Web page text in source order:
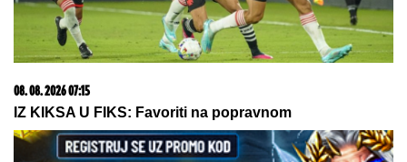
bakšišu: Jedna rečenica zapalila je region
TREĆI SVETSKI RAT PRED
VRATIMA:Irak spremao brutalan